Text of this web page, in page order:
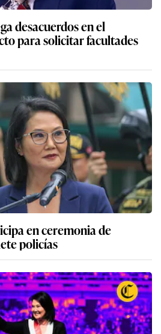
desacuerdos en el
para solicitar facultades
en ceremonia de
policías